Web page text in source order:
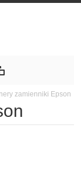
zamienniki Epson